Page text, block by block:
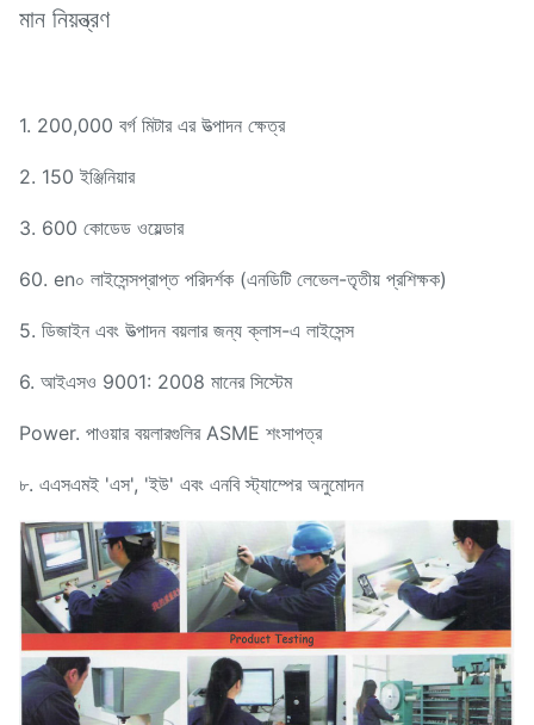
মান নিয়ন্ত্রণ
1. 200,000 বর্গ মিটার এর উত্পাদন ক্ষেত্র
2. 150 ইঞ্জিনিয়ার
3. 600 কোডেড ওয়েল্ডার
60. en০ লাইসেন্সপ্রাপ্ত পরিদর্শক (এনডিটি লেভেল-তৃতীয় প্রশিক্ষক)
5. ডিজাইন এবং উত্পাদন বয়লার জন্য ক্লাস-এ লাইসেন্স
6. আইএসও 9001: 2008 মানের সিস্টেম
Power. পাওয়ার বয়লারগুলির ASME শংসাপত্র
৮. এএসএমই 'এস', 'ইউ' এবং এনবি স্ট্যাম্পের অনুমোদন